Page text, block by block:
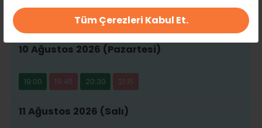
Tüm Çerezleri Kabul Et.
10 Ağustos 2026 (Pazartesi)
19:00 19:45 20:30 21:15
11 Ağustos 2026 (Salı)